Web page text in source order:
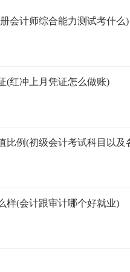
会计师综合能力测试考什么)
(红冲上月凭证怎么做账)
比例(初级会计考试科目以及
样(会计跟审计哪个好就业)